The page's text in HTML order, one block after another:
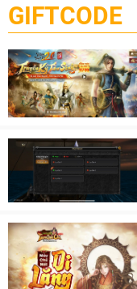
GIFTCODE